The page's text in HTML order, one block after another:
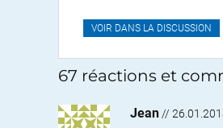
VOIR DANS LA DISCUSSION
67 réactions et
Jean //